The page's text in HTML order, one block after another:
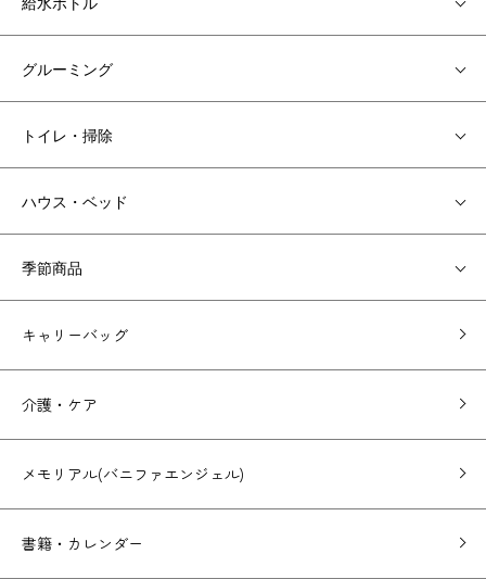
グルーミング
トイレ・掃除
ハウス・ベッド
季節商品
キャリーバッグ
介護・ケア
メモリアル(バニファエンジェル)
書籍・カレンダー